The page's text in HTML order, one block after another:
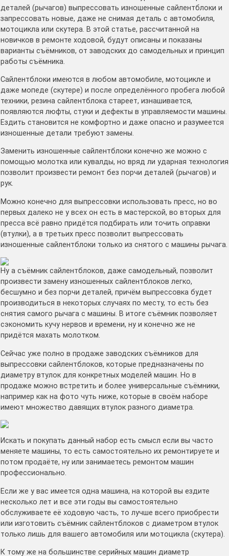
деталей (рычагов) выпрессовать изношенные сайлентблоки и
запрессовать новые, даже не снимая деталь с автомобиля,
мотоцикла или скутера. В этой статье, рассчитанной на
новичков в ремонте ходовой, будут описаны и показаны
варианты съёмников, от заводских до самодельных и принцип
работы съёмника.
Сайлентблоки имеются в любом автомобиле, мотоцикле и
даже мопеде (скутере) и после определённого пробега любой
техники, резина сайлентблока стареет, изнашивается,
появляются люфты, стуки и дефекты в управляемости машины.
Ездить становится не комфортно и даже опасно и разумеется
изношенные детали требуют замены.
Заменить изношенные сайлентблоки конечно же можно с
помощью молотка или кувалды, но вряд ли ударная технология
позволит произвести ремонт без порчи деталей (рычагов) и
рук.
Можно конечно для выпрессовки использовать пресс, но во
первых далеко не у всех он есть в мастерской, во вторых для
пресса всё равно придётся подбирать или точить оправки
(втулки), а в третьих пресс позволит выпрессовать
изношенные сайлентблоки только из снятого с машины рычага.
Ну а съёмник сайлентблоков, даже самодельный, позволит
произвести замену изношенных сайлентблоков легко,
бесшумно и без порчи деталей, причём выпрессовка будет
производиться в некоторых случаях по месту, то есть без
снятия самого рычага с машины. В итоге съёмник позволяет
сэкономить кучу нервов и времени, ну и конечно же не
придётся махать молотком.
Сейчас уже полно в продаже заводских съёмников для
выпрессовки сайлентблоков, которые предназначены по
диаметру втулок для конкретных моделей машин. Но в
продаже можно встретить и более универсальные съёмники,
например как на фото чуть ниже, которые в своём наборе
имеют множество давящих втулок разного диаметра.
Искать и покупать данный набор есть смысл если вы часто
меняете машины, то есть самостоятельно их ремонтируете и
потом продаёте, ну или занимаетесь ремонтом машин
профессионально.
Если же у вас имеется одна машина, на которой вы ездите
несколько лет и все эти годы вы самостоятельно
обслуживаете её ходовую часть, то лучше всего приобрести
или изготовить съёмник сайлентблоков с диаметром втулок
только лишь для вашего автомобиля или мотоцикла (скутера).
К тому же на большинстве серийных машин диаметр